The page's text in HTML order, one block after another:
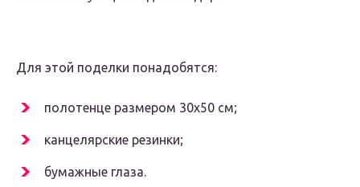
Для этой поделки понадобятся:
полотенце размером 30х50 см;
канцелярские резинки;
бумажные глаза.